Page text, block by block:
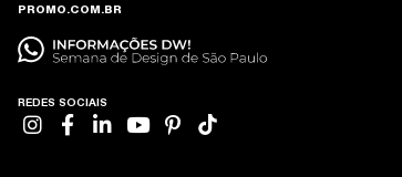
PROMO.COM.BR
REDES SOCIAIS